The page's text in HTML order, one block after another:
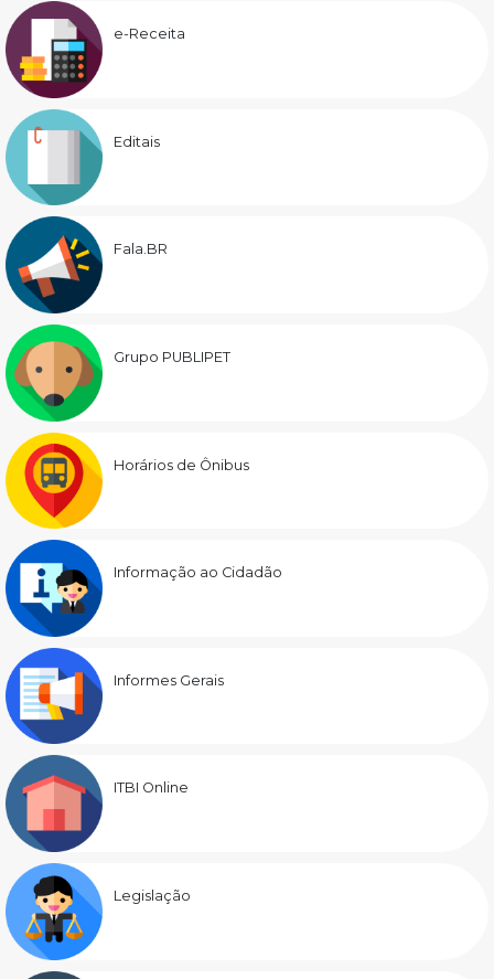
e-Receita
Editais
Fala.BR
Grupo PUBLIPET
Horários de Ônibus
Informação ao Cidadão
Informes Gerais
ITBI Online
Legislação